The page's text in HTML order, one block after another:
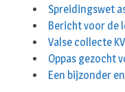
Spreidingswet
Bericht voor de
Valse collecte
Oppas gezocht
Een bijzonder